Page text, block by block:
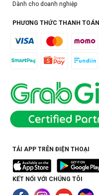
Dành cho doanh nghiệp
PHƯƠNG THỨC THANH TOÁN
TẢI APP TRÊN ĐIỆN THOẠI
KẾT NỐI VỚI CHÚNG TÔI